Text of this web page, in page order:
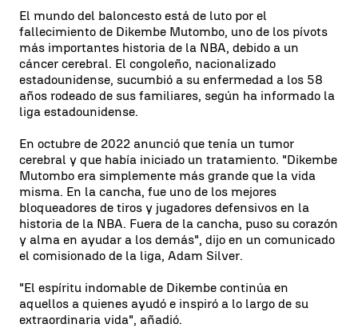
El mundo del baloncesto está de luto por el
fallecimiento de Dikembe Mutombo, uno de los pívots
más importantes historia de la NBA, debido a un
cáncer cerebral. El congoleño, nacionalizado
estadounidense, sucumbió a su enfermedad a los 58
años rodeado de sus familiares, según ha informado la
liga estadounidense.
En octubre de 2022 anunció que tenía un tumor
cerebral y que había iniciado un tratamiento. "Dikembe
Mutombo era simplemente más grande que la vida
misma. En la cancha, fue uno de los mejores
bloqueadores de tiros y jugadores defensivos en la
historia de la NBA. Fuera de la cancha, puso su corazón
y alma en ayudar a los demás", dijo en un comunicado
el comisionado de la liga, Adam Silver.
"El espíritu indomable de Dikembe continúa en
aquellos a quienes ayudó e inspiró a lo largo de su
extraordinaria vida", añadió.